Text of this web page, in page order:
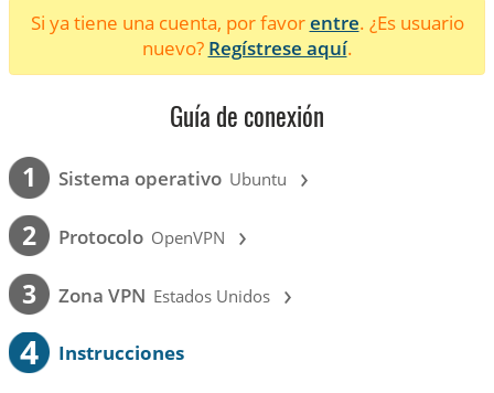
Si ya tiene una cuenta, por favorentre. ¿Es usuario
nuevo? Regístrese aquí.
Guía de conexión
1 Sistema operativo Ubuntu ›
2 Protocolo OpenVPN ›
3 Zona VPN Estados Unidos ›
4 Instrucciones